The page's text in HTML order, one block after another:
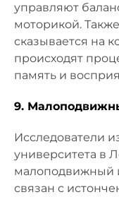
управляют
моторикой.
сказывается на
происходят
память и
9.
Исследователи
университета в
малоподвижный
связан с